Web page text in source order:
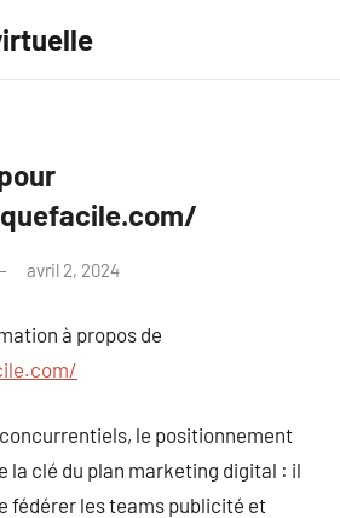
avril 2, 2024
à propos de
le positionnement
la clé du plan marketing digital : il
fédérer les teams publicité et